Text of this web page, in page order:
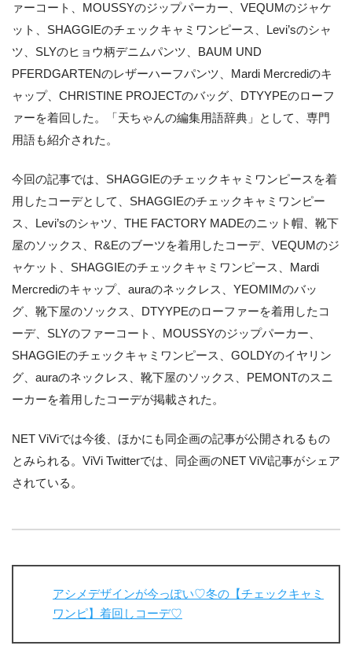
ァーコート、MOUSSYのジップパーカー、VEQUMのジャケ
ット、SHAGGIEのチェックキャミワンピース、Levi’sのシャ
ツ、SLYのヒョウ柄デニムパンツ、BAUM UND
PFERDGARTENのレザーハーフパンツ、Mardi Mercrediのキ
ャップ、CHRISTINE PROJECTのバッグ、DTYYPEのローフ
ァーを着回した。「天ちゃんの編集用語辞典」として、専門
用語も紹介された。
今回の記事では、SHAGGIEのチェックキャミワンピースを着
用したコーデとして、SHAGGIEのチェックキャミワンピー
ス、Levi’sのシャツ、THE FACTORY MADEのニット帽、靴下
屋のソックス、R&Eのブーツを着用したコーデ、VEQUMのジ
ャケット、SHAGGIEのチェックキャミワンピース、Mardi
Mercrediのキャップ、auraのネックレス、YEOMIMのバッ
グ、靴下屋のソックス、DTYYPEのローファーを着用したコ
ーデ、SLYのファーコート、MOUSSYのジップパーカー、
SHAGGIEのチェックキャミワンピース、GOLDYのイヤリン
グ、auraのネックレス、靴下屋のソックス、PEMONTのスニ
ーカーを着用したコーデが掲載された。
NET ViViでは今後、ほかにも同企画の記事が公開されるもの
とみられる。ViVi Twitterでは、同企画のNET ViVi記事がシェア
されている。
アシメデザインが今っぽい♡冬の【チェックキャミ
ワンピ】着回しコーデ♡